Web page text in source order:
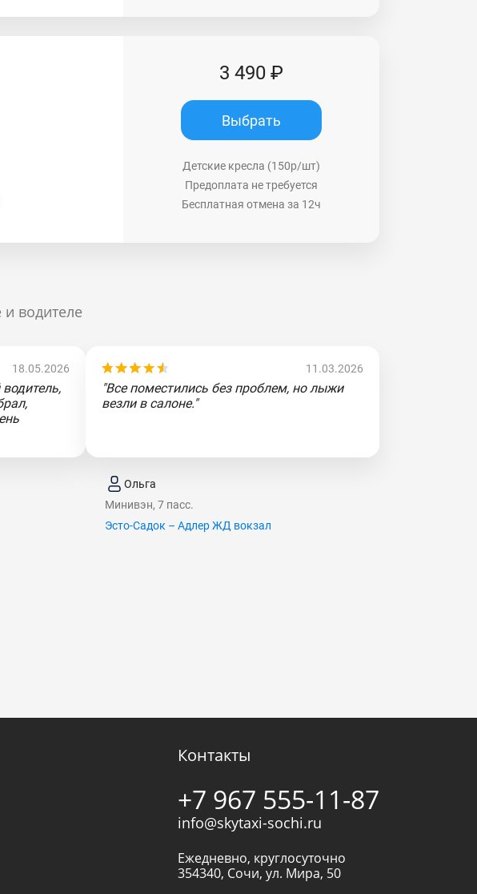
3 490 ₽
Выбрать
Детские кресла (150р/шт)
Предоплата не требуется
Бесплатная отмена за 12ч
водителе
18.05.2026 11.03.2026
"Все поместились без проблем, но лыжи
везли в салоне."
Ольга
Минивэн, 7 пасс.
Эсто-Садок – Адлер ЖД вокзал
Контакты
+7 967 555-11-87
info@skytaxi-sochi.ru
Ежедневно, круглосуточно
354340, Сочи, ул. Мира, 50